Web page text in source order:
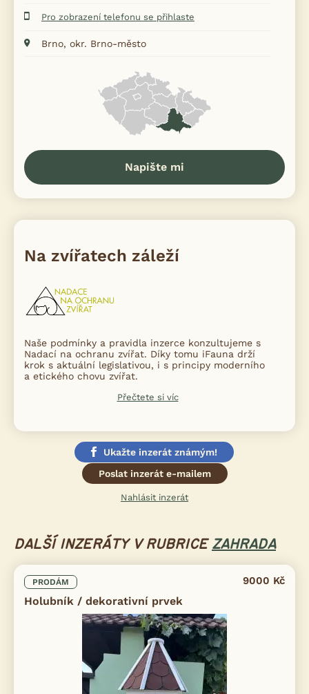
Pro zobrazení telefonu se přihlaste
Brno, okr. Brno-město
Napište mi
Na zvířatech záleží
Naše podmínky a pravidla inzerce konzultujeme s
Nadací na ochranu zvířat. Díky tomu iFauna drží
krok s aktuální legislativou, i s principy moderního
a etického chovu zvířat.
Přečtete si víc
Ukažte inzerát známým!
Poslat inzerát e-mailem
Nahlásit inzerát
DALŠÍ INZERÁTY V RUBRICE ZAHRADA
PRODÁM
Holubník / dekorativní prvek
9000 Kč